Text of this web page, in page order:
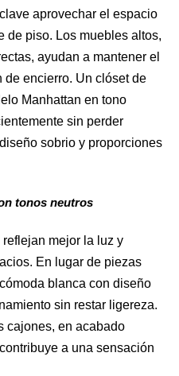
aprovechar el espacio
de piso. Los muebles altos,
ayudan a mantener el
de encierro. Un clóset de
Manhattan en tono
sin perder
sobrio y proporciones
tonos neutros
mejor la luz y
En lugar de piezas
blanca con diseño
sin restar ligereza.
cajones, en acabado
a una sensación